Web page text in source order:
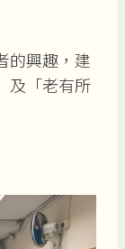
的興趣，建
及「老有所